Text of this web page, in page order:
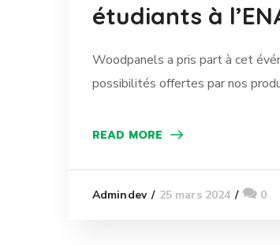
étudiants à
Woodpanels a pris part à cet
possibilités offertes par nos
READ MORE
Admindev 25 mars 2024 0